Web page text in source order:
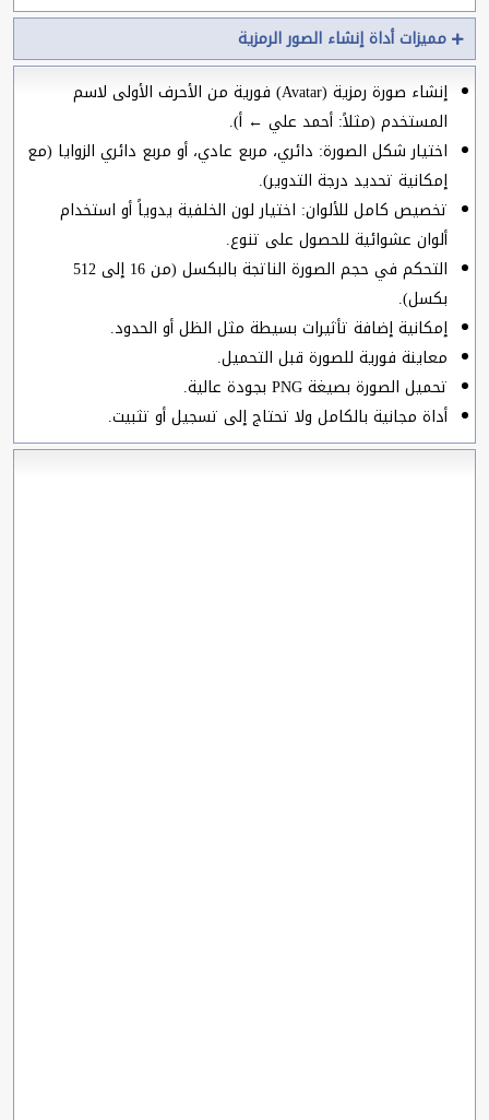
مميزات أداة إنشاء الصور الرمزية
إنشاء صورة رمزية (Avatar) فورية من الأحرف الأولى لاسم
المستخدم (مثلاً: أحمد علي ← أ).
اختيار شكل الصورة: دائري، مربع عادي، أو مربع دائري الزوايا (مع
إمكانية تحديد درجة التدوير).
تخصيص كامل للألوان: اختيار لون الخلفية يدوياً أو استخدام
ألوان عشوائية للحصول على تنوع.
التحكم في حجم الصورة الناتجة بالبكسل (من 16 إلى 512
بكسل).
إمكانية إضافة تأثيرات بسيطة مثل الظل أو الحدود.
معاينة فورية للصورة قبل التحميل.
تحميل الصورة بصيغة PNG بجودة عالية.
أداة مجانية بالكامل ولا تحتاج إلى تسجيل أو تثبيت.